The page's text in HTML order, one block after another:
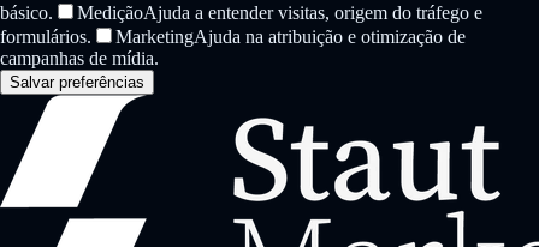
básico.
MediçãoAjuda a entender visitas, origem do tráfego e
formulários.
MarketingAjuda na atribuição e otimização de
campanhas de mídia.
Salvar preferências